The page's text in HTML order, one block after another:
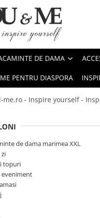
dama
DE DAMA
PENTRU DIASPORA
me.ro - Inspire yourself -
de dama marimea XXL
zi
topuri
eveniment